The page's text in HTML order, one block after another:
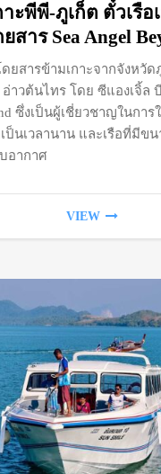
ะพีพี-ภูเก็ต ตั๋วเรือ
สาร Sea Angel
ดยสารข้ามเกาะจากจังหวัด
าวต้นไทร โดย ซีแองเจิ้ล
ซึ่งเป็นผู้เชี่ยวชาญในการ
ป็นเวลานาน และเรือที่มีข
อากาศ
VIEW